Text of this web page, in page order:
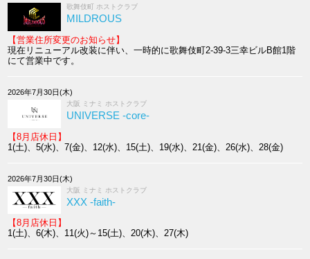
歌舞伎町 ホストクラブ
MILDROUS
【営業住所変更のお知らせ】
現在リニューアル改装に伴い、一時的に歌舞伎町2-39-3三幸ビルB館1階
にて営業中です。
2026年7月30日(木)
大阪 ミナミ ホストクラブ
UNIVERSE -core-
【8月店休日】
1(土)、5(水)、7(金)、12(水)、15(土)、19(水)、21(金)、26(水)、28(金)
2026年7月30日(木)
大阪 ミナミ ホストクラブ
XXX -faith-
【8月店休日】
1(土)、6(木)、11(火)～15(土)、20(木)、27(木)